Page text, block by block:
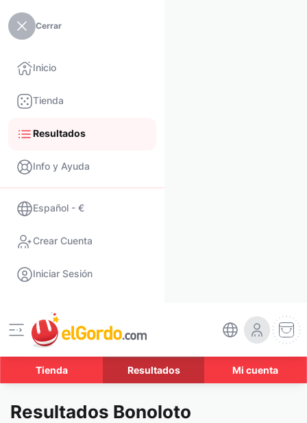
Cerrar
Inicio
Tienda
Resultados
Info y Ayuda
Español - €
Crear Cuenta
Iniciar Sesión
Tienda Resultados Mi cuenta
Resultados Bonoloto